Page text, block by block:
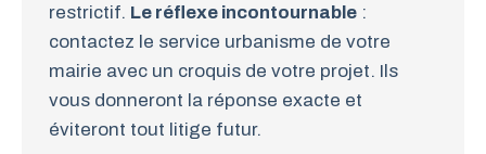
restrictif. Le réflexe incontournable :
contactez le service urbanisme de votre
mairie avec un croquis de votre projet. Ils
vous donneront la réponse exacte et
éviteront tout litige futur.